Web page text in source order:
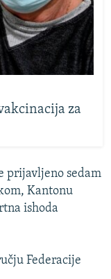
za
prijavljeno sedam
Kantonu
ishoda
Federacije